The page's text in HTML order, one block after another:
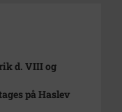
d. VIII og
på Haslev